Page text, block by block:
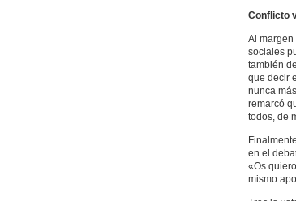
Conflicto
Al
sociales
también
que decir
nunca
remarcó
todos, de
en el
«Os
mismo